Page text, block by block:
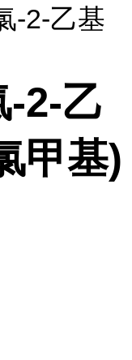
-2-乙基
2-乙
甲基)